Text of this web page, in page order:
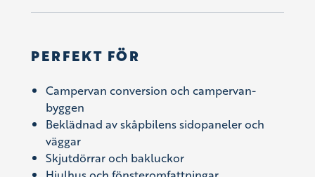
PERFEKT FÖR
Campervan conversion och campervan-
byggen
Beklädnad av skåpbilens sidopaneler och
väggar
Skjutdörrar och bakluckor